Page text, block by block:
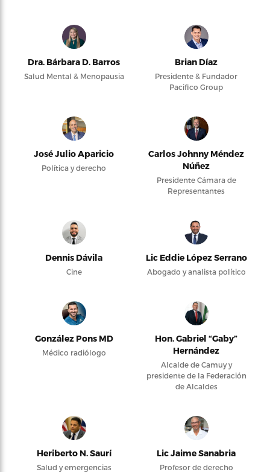
Dra. Bárbara D. Barros
Salud Mental & Menopausia
Brian Díaz
Presidente & Fundador
Pacifico Group
José Julio Aparicio
Política y derecho
Carlos Johnny Méndez
Núñez
Presidente Cámara de
Representantes
Dennis Dávila
Cine
Lic Eddie López Serrano
Abogado y analista político
González Pons MD
Médico radiólogo
Hon. Gabriel “Gaby”
Hernández
Alcalde de Camuy y
presidente de la Federación
de Alcaldes
Heriberto N. Saurí
Salud y emergencias
Lic Jaime Sanabria
Profesor de derecho